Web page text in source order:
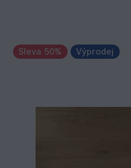
Sleva 50% Výprodej